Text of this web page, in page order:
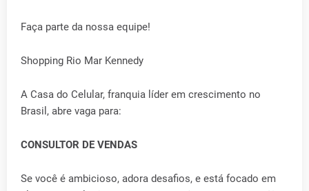
Faça parte da nossa equipe!
Shopping Rio Mar Kennedy
A Casa do Celular, franquia líder em crescimento no
Brasil, abre vaga para:
CONSULTOR DE VENDAS
Se você é ambicioso, adora desafios, e está focado em